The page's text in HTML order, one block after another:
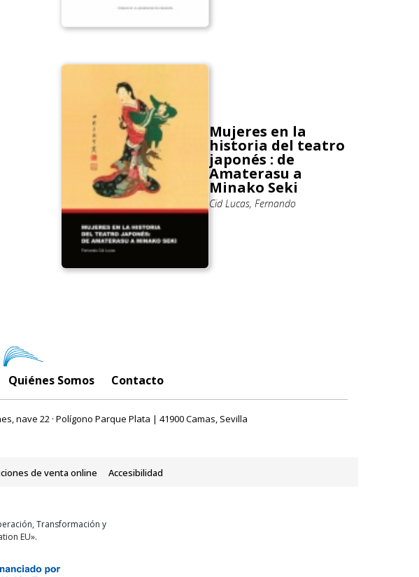
Mujeres en la
historia del teatro
japonés : de
Amaterasu a
Minako Seki
Cid Lucas, Fernando
Quiénes Somos Contacto
nave 22 · Polígono Parque Plata | 41900 Camas, Sevilla
de venta online Accesibilidad
Transformación y
EU».